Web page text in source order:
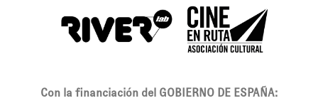
Con la financiación del GOBIERNO DE ESPAÑA: